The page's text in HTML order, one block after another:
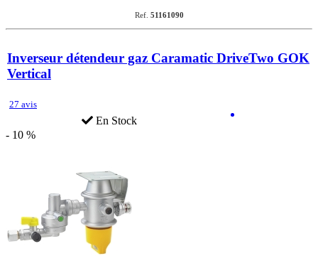
Ref. 51161090
Inverseur détendeur gaz Caramatic DriveTwo GOK
Vertical
27 avis
En Stock
- 10 %